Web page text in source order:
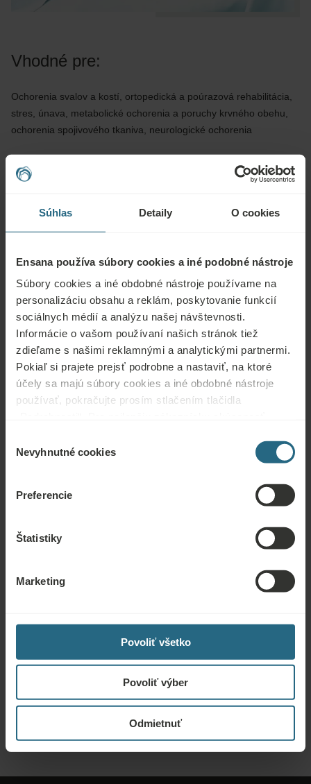
Súhlas Detaily O cookies
Ensana používa súbory cookies a iné podobné nástroje
Súbory cookies a iné obdobné nástroje používame na
personalizáciu obsahu a reklám, poskytovanie funkcií
sociálnych médií a analýzu našej návštevnosti.
Informácie o vašom používaní našich stránok tiež
zdieľame s našimi reklamnými a analytickými partnermi.
Pokiaľ si prajete prejsť podrobne a nastaviť, na ktoré
účely sa majú súbory cookies a iné obdobné nástroje
používať, pokračujte prosím stlačením tlačidla
súhlasu
Nevyhnutné cookies
Preferencie
Štatistiky
Marketing
Povoliť všetko
Povoliť výber
Odmietnuť
Vhodné pre:
Ochorenia svalov a kostí, ortopedická a poúrazová rehabilitácia,
stres, únava, metabolické ochorenia a poruchy krvného obehu,
ochorenia spojivového tkaniva, neurologické ochorenia
Nie je možné použiť v nasledujúcich
na nohách a iné kožné problémy, niektoré kožné ochorenia,
Otázky
Kontaktujte nás s akoukoľvek otázkou týkajúcou sa našich hotelov Ensana
Tu si môžete rezervovať naše najlepšie ponuky. Ak sa chcete zapojiť do
Dopyty
vám poskytneme akékoľvek ďalšie informácie, ktoré ste nenašli na našej
webovej stránke.